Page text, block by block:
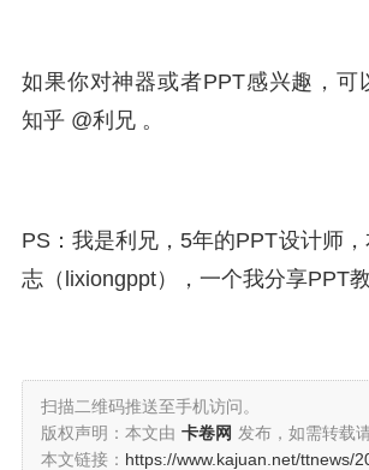
如果你对神器或者PPT感兴趣，可
知乎 @利兄 。
PS：我是利兄，5年的PPT设计师
志（lixiongppt），一个我分享PPT
扫描二维码推送至手机访问。
版权声明：本文由 卡卷网 发布，如需转载
本文链接： https://www.kajuan.net/ttnews/